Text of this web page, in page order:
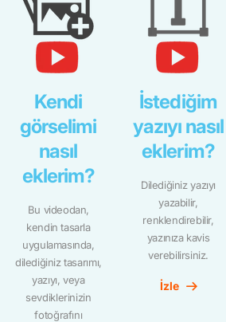
Kendi
görselimi
nasıl
eklerim?
Bu videodan,
kendin tasarla
uygulamasında,
dilediğiniz tasarımı,
yazıyı, veya
sevdiklerinizin
fotoğrafını
İstediğim
yazıyı nasıl
eklerim?
Dilediğiniz yazıyı
yazabilir,
renklendirebilir,
yazınıza kavis
verebilirsiniz.
İzle